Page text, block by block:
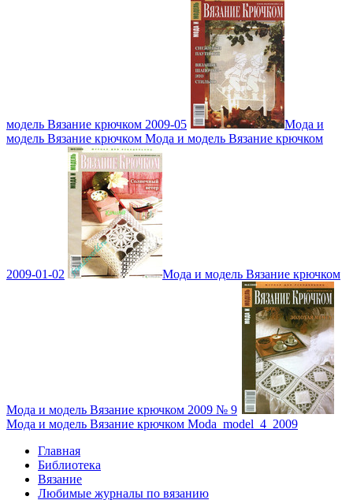
модель Вязание крючком 2009-05
Мода и
модель Вязание крючком Мода и модель Вязание крючком
2009-01-02 Мода и модель Вязание крючком
Мода и модель Вязание крючком 2009 № 9
Мода и модель Вязание крючком Moda_model_4_2009
Главная
Библиотека
Вязание
Любимые журналы по вязанию